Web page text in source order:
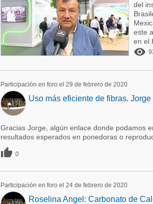
del
este
en el

Participación en foro el 29 de febrero de 2020
Uso más eficiente de fibras.
Gracias Jorge, algún enlace donde podamos
resultados esperados en ponedoras o
 0
Participación en foro el 24 de febrero de 2020
Roselina Angel: Carbonato de